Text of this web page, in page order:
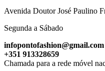
Avenida Doutor José Paulino
Segunda a Sábado
infopontofashion@gmail.com
+351 913328659
Chamada para a rede móvel